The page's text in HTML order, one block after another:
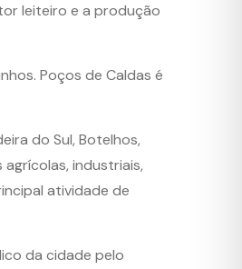
leiteiro e a produção
Poços de Caldas é
do Sul, Botelhos,
industriais,
atividade de
da cidade pelo